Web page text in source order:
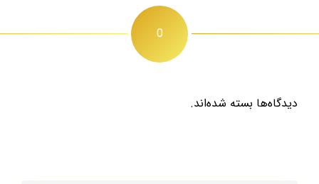
0
دیدگاه‌ها بسته شده‌اند.